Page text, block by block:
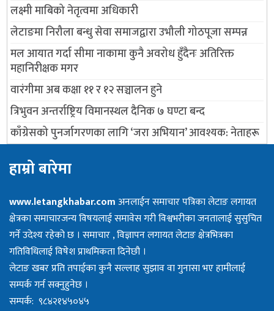
लक्ष्मी माबिको नेतृत्वमा अधिकारी
लेटाङमा निरौला बन्धु सेवा समाजद्वारा उभौली गोठपूजा सम्पन्न
मल आयात गर्दा सीमा नाकामा कुनै अवरोध हुँदैनः अतिरिक्त
महानिरीक्षक मगर
वारंगीमा अब कक्षा ११ र १२ सञ्चालन हुने
त्रिभुवन अन्तर्राष्ट्रिय विमानस्थल दैनिक ७ घण्टा बन्द
काँग्रेसको पुनर्जागरणका लागि ‘जरा अभियान’ आवश्यक: नेताहरू
हाम्राे बारेमा
www.letangkhabar.comअनलाईन समाचार पत्रिका लेटाङ लगायत
क्षेत्रका समाचारजन्य विषयलाई समावेस गरी विश्वभरीका जनतालाई सुसुचित
गर्ने उदेश्य रहेको छ । समाचार , विज्ञापन लगायत लेटाङ क्षेत्रभित्रका
गतिविधिलाई विषेश प्राथमिकता दिनेछौ ।
लेटाङ खबर प्रति तपाईका कुनै सल्लाह सुझाव वा गुनासा भए हामीलाई
सम्पर्क गर्न सक्नुहुनेछ ।
सम्पर्क: ९८४२१४५०४५